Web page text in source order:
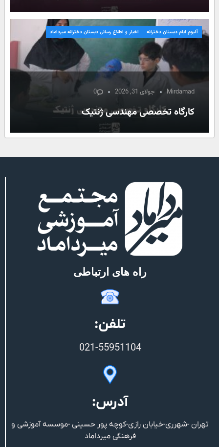
Mirdamad جولای 31, 2026 0
کارگاه تخصصی مهندسی ژنتیک
آلبوم ایام دبستان دخترانه اخبار و اطلاع رسانی دبستان دخترانه میرداماد
راه های ارتباطی
تلفن:
021-55951104
آدرس:
تهران -شهرری-خیابان رازی-کوچه پور حسینی -موسسه آموزشی و
فرهنگی میرداماد